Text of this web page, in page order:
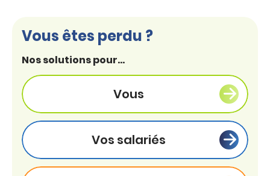
Vous êtes perdu ?
Nos solutions pour...
Vous
Vos salariés